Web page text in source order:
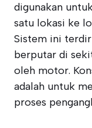
digunakan
satu lokasi ke
Sistem ini
berputar di
oleh motor.
adalah untuk
proses